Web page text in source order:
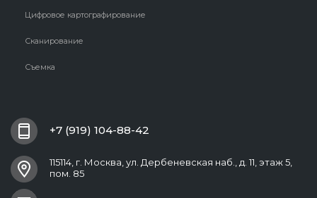
Цифровое картографирование
Сканирование
Съемка
+7 (919) 104-88-42
115114, г. Москва, ул. Дербеневская наб., д. 11, этаж 5,
пом. 85